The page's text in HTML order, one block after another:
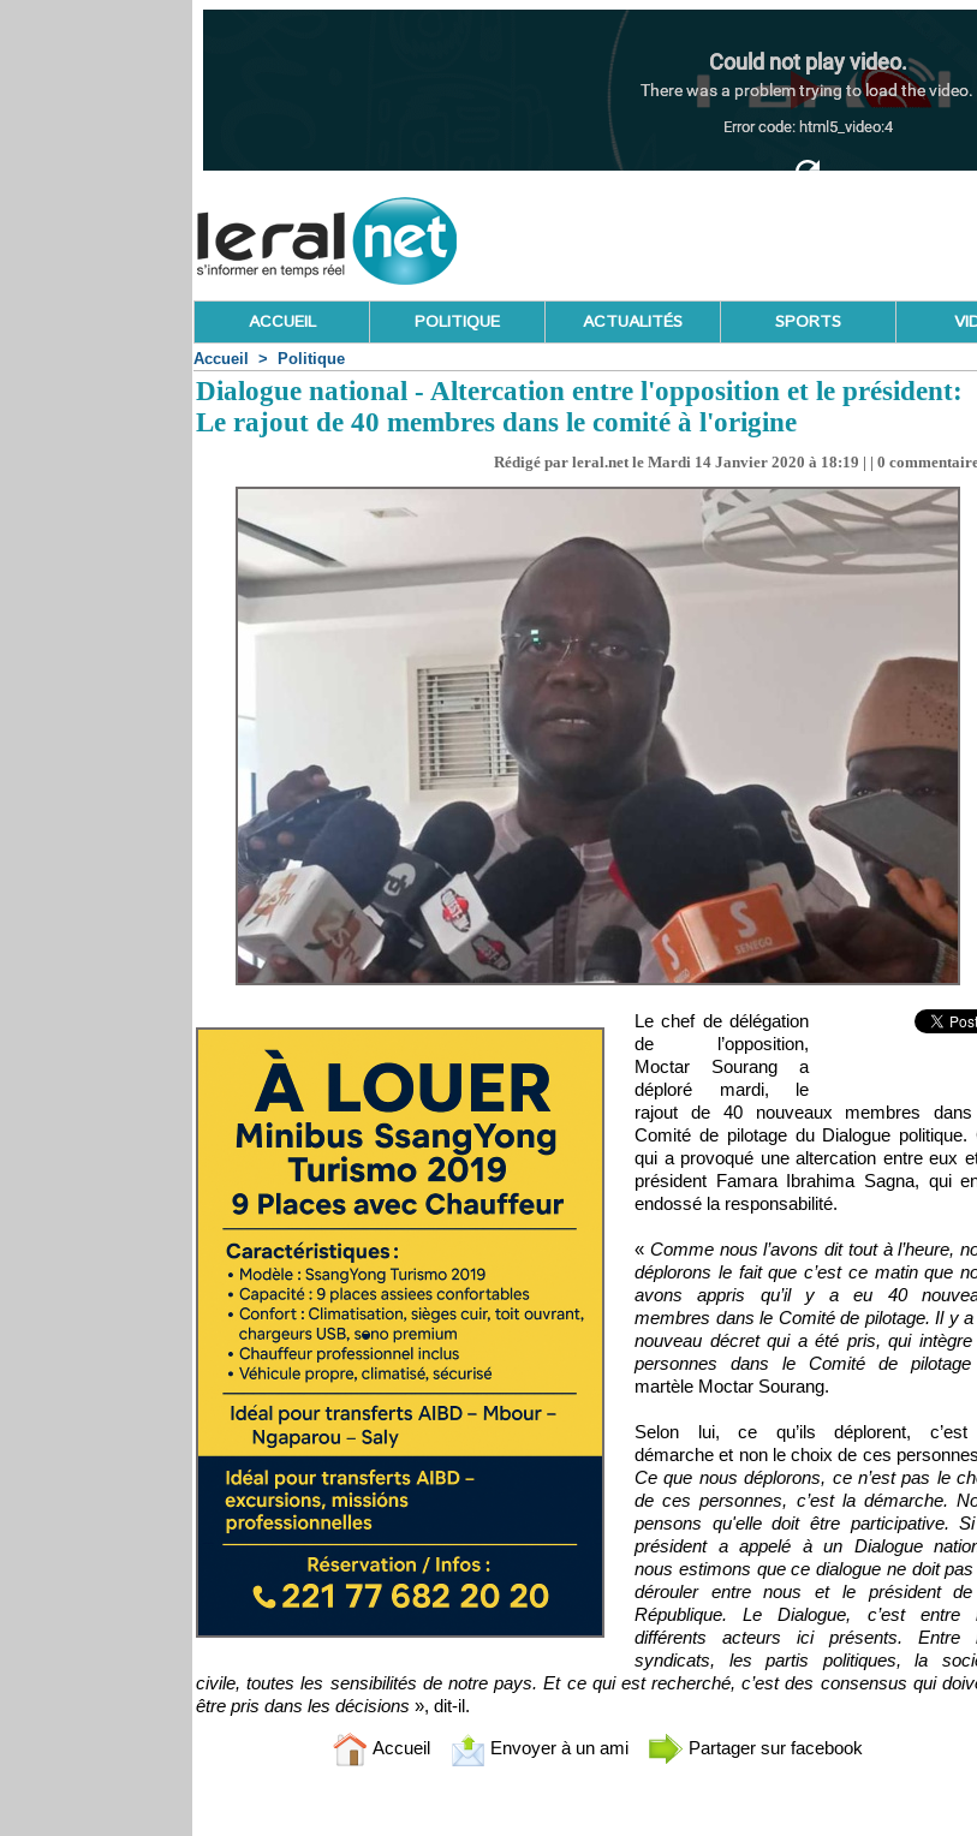
ACCUEIL POLITIQUE ACTUALITÉS SPORTS
Accueil > Politique
Dialogue national - Altercation entre l'opposition et le président:
Le rajout de 40 membres dans le comité à l'origine
Rédigé par leral.net le Mardi 14 Janvier 2020 à 18:19 | | 0
Le chef de délégation
de l’opposition,
Moctar Sourang a
déploré mardi, le
rajout de 40 nouveaux membres
Comité de pilotage du Dialogue politique.
qui a provoqué une altercation entre eux
président Famara Ibrahima Sagna, qui
endossé la responsabilité.
« Comme nous l’avons dit tout à l’heure,
déplorons le fait que c’est ce matin que
avons appris qu’il y a eu 40
membres dans le Comité de pilotage. Il y
nouveau décret qui a été pris, qui intègre
personnes dans le Comité de pilotage
martèle Moctar Sourang.
Selon lui, ce qu’ils déplorent,
démarche et non le choix de ces
Ce que nous déplorons, ce n’est pas le
de ces personnes, c’est la démarche.
pensons qu'elle doit être participative.
président a appelé à un Dialogue
nous estimons que ce dialogue ne doit
dérouler entre nous et le président
République. Le Dialogue, c’est entre
différents acteurs ici présents. Entre
syndicats, les partis politiques, la
civile, toutes les sensibilités de notre pays. Et ce qui est recherché, c’est des consensus qui
être pris dans les décisions », dit-il.
Accueil Envoyer à un ami Partager sur facebook